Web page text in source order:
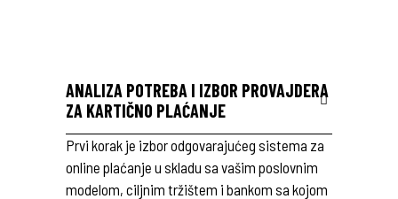
ANALIZA POTREBA I IZBOR PROVAJDERA
ZA KARTIČNO PLAĆANJE
Prvi korak je izbor odgovarajućeg sistema za
online plaćanje u skladu sa vašim poslovnim
modelom, ciljnim tržištem i bankom sa kojom